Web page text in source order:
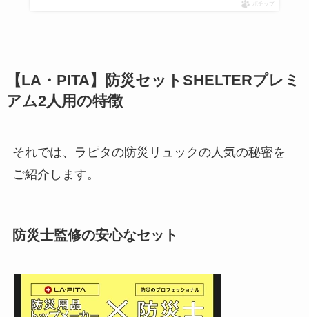
ポチップ
【LA・PITA】防災セットSHELTERプレミ
アム2人用の特徴
それでは、ラピタの防災リュックの人気の秘密を
ご紹介します。
防災士監修の安心なセット